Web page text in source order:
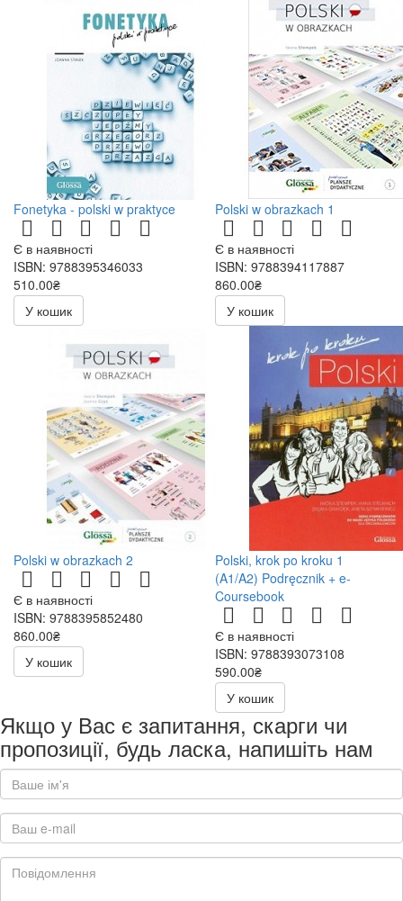
Fonetyka - polski w praktyce
Є в наявності
ISBN: 9788395346033
510.00₴
У кошик
Polski w obrazkach 1
Є в наявності
ISBN: 9788394117887
860.00₴
У кошик
Polski w obrazkach 2
Є в наявності
ISBN: 9788395852480
860.00₴
У кошик
Polski, krok po kroku 1
(A1/A2) Podręcznik + e-
Coursebook
Є в наявності
ISBN: 9788393073108
590.00₴
У кошик
Якщо у Вас є запитання, скарги чи
пропозиції, будь ласка, напишіть нам